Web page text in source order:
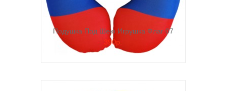
Подушка Под Шею Игрушка Флаг 07
390р.